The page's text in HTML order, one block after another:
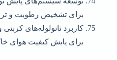
برای تشخیص رطوبت و
کاربرد نانولوله‌های
برای پایش کیفیت هوای